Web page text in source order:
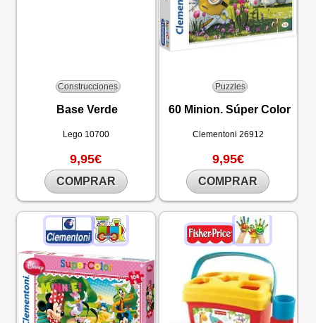
Construcciones
Base Verde
Lego 10700
9,95€
COMPRAR
Puzzles
60 Minion. Súper Color
Clementoni 26912
9,95€
COMPRAR